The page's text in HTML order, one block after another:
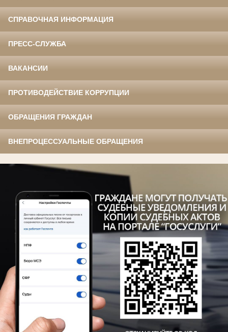
СПРАВОЧНАЯ ИНФОРМАЦИЯ
ПРЕСС-СЛУЖБА
ВАКАНСИИ
ПРОТИВОДЕЙСТВИЕ КОРРУПЦИИ
ОБРАЩЕНИЯ ГРАЖДАН
ВНЕПРОЦЕССУАЛЬНЫЕ ОБРАЩЕНИЯ